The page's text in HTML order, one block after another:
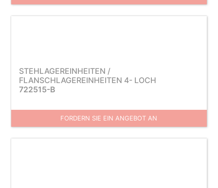
STEHLAGEREINHEITEN /
FLANSCHLAGEREINHEITEN 4- LOCH
722515-B
FORDERN SIE EIN ANGEBOT AN